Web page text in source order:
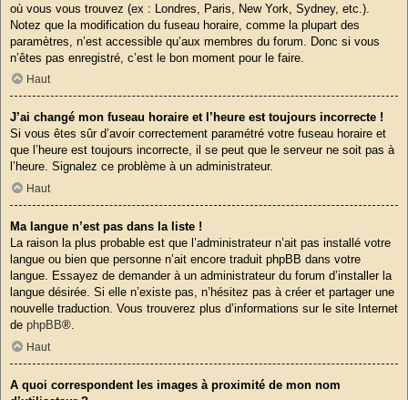
où vous vous trouvez (ex : Londres, Paris, New York, Sydney, etc.).
Notez que la modification du fuseau horaire, comme la plupart des
paramètres, n’est accessible qu’aux membres du forum. Donc si vous
n’êtes pas enregistré, c’est le bon moment pour le faire.
Haut
J’ai changé mon fuseau horaire et l’heure est toujours incorrecte !
Si vous êtes sûr d’avoir correctement paramétré votre fuseau horaire et
que l’heure est toujours incorrecte, il se peut que le serveur ne soit pas à
l’heure. Signalez ce problème à un administrateur.
Haut
Ma langue n’est pas dans la liste !
La raison la plus probable est que l’administrateur n’ait pas installé votre
langue ou bien que personne n’ait encore traduit phpBB dans votre
langue. Essayez de demander à un administrateur du forum d’installer la
langue désirée. Si elle n’existe pas, n’hésitez pas à créer et partager une
nouvelle traduction. Vous trouverez plus d’informations sur le site Internet
de phpBB®.
Haut
A quoi correspondent les images à proximité de mon nom